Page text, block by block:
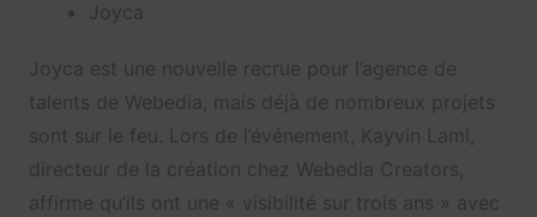
Joyca
Joyca est une nouvelle recrue pour l’agence de
talents de Webedia, mais déjà de nombreux projets
sont sur le feu. Lors de l’événement, Kayvin Lami,
directeur de la création chez Webedia Creators,
affirme qu’ils ont une « visibilité sur trois ans » avec